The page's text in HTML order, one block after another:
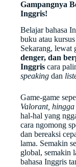
Gampangnya
Inggris!
Belajar bahasa
buku atau
Sekarang, lewat
denger, dan
Inggris cara
speaking dan
Game-game
Valorant,
hal-hal yang
cara ngomong
dan bereaksi
lama. Semakin
global, semakin
bahasa Inggris